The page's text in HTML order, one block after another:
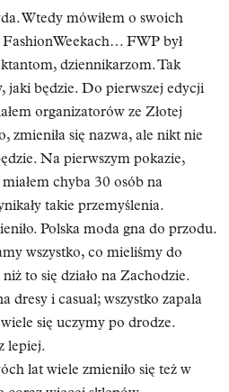
Wtedy mówiłem o swoich
FWP był
dziennikarzom. Tak
jaki będzie. Do pierwszej edycji
organizatorów ze Złotej
zmieniła się nazwa, ale nikt nie
Na pierwszym pokazie,
chyba 30 osób na
takie przemyślenia.
Polska moda gna do przodu.
wszystko, co mieliśmy do
to się działo na Zachodzie.
dresy i casual; wszystko zapala
się uczymy po drodze.
lepiej.
lat wiele zmieniło się też w